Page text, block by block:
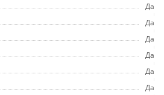
Да
Да
Да
Да
Да
Да